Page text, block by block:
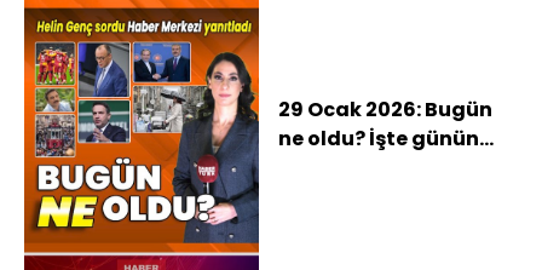
29 Ocak 2026: Bugün
ne oldu? İşte günün